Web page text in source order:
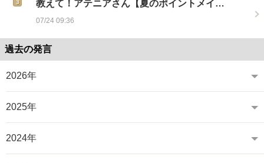
教えて！アテニアさん【夏のポイントメイ…
07/24 09:36
過去の発言
2026年
2025年
2024年